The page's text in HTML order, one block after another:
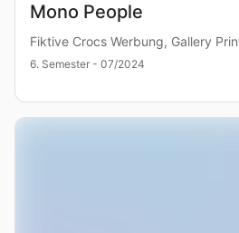
Mono People
Fiktive Crocs Werbung, Gallery
6. Semester - 07/2024